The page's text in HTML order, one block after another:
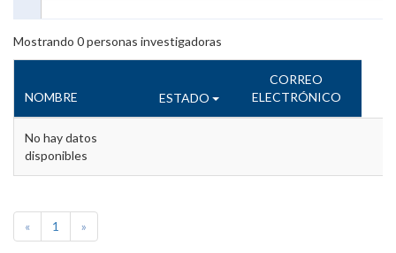
Mostrando 0personas investigadoras
NOMBRE ESTADO
CORREO
ELECTRÓNICO
No hay datos
disponibles
« 1 »